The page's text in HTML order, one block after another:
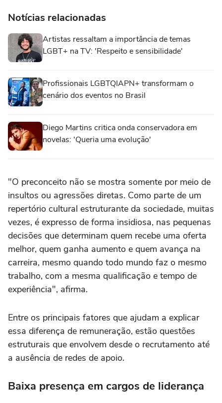
Notícias relacionadas
Artistas ressaltam a importância de temas
LGBT+ na TV: 'Respeito e sensibilidade'
Profissionais LGBTQIAPN+ transformam o
cenário dos eventos no Brasil
Diego Martins critica onda conservadora em
novelas: 'Queria uma evolução'
"O preconceito não se mostra somente por meio de
insultos ou agressões diretas. Como parte de um
repertório cultural estruturante da sociedade, muitas
vezes, é expresso de forma insidiosa, nas pequenas
decisões que determinam quem recebe uma oferta
melhor, quem ganha aumento e quem avança na
carreira, mesmo quando todo mundo faz o mesmo
trabalho, com a mesma qualificação e tempo de
experiência", afirma.
Entre os principais fatores que ajudam a explicar
essa diferença de remuneração, estão questões
estruturais que envolvem desde o recrutamento até
a ausência de redes de apoio.
Baixa presença em cargos de liderança